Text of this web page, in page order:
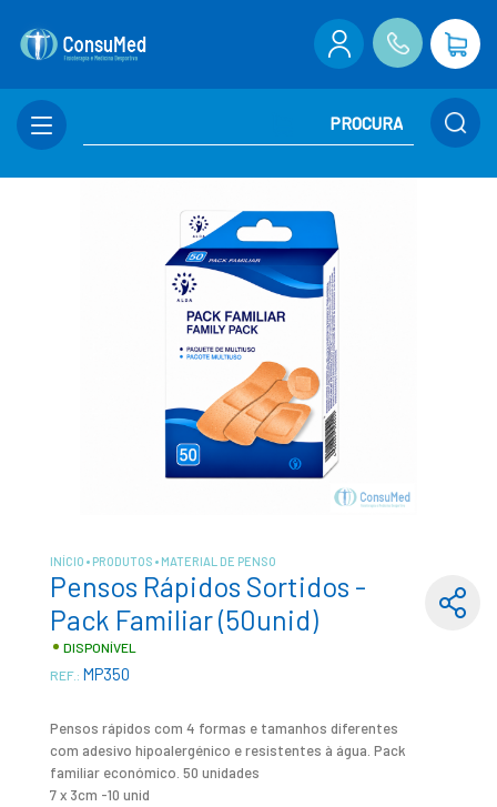
INÍCIO PRODUTOS MATERIAL DE PENSO
Pensos Rápidos Sortidos -
Pack Familiar (50unid)
DISPONÍVEL
REF.: MP350
Pensos rápidos com 4 formas e tamanhos diferentes
com adesivo hipoalergénico e resistentes à água. Pack
familiar económico. 50 unidades
7 x 3cm -10 unid